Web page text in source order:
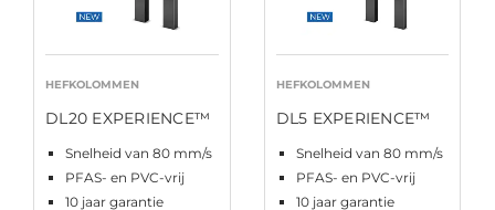
HEFKOLOMMEN
DL20 EXPERIENCE™
Snelheid van 80 mm/s
PFAS- en PVC-vrij
10 jaar garantie
HEFKOLOMMEN
DL5 EXPERIENCE™
Snelheid van 80 mm/s
PFAS- en PVC-vrij
10 jaar garantie